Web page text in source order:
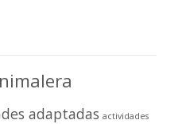
adaptadas actividades